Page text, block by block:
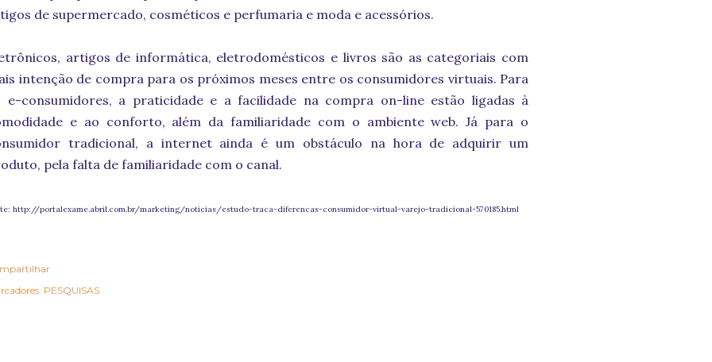
de supermercado, cosméticos e perfumaria e moda e acessórios.
artigos de informática, eletrodomésticos e livros são as categoriais com
intenção de compra para os próximos meses entre os consumidores virtuais. Para
e-consumidores, a praticidade e a facilidade na compra on-line estão ligadas à
e ao conforto, além da familiaridade com o ambiente web. Já para o
tradicional, a internet ainda é um obstáculo na hora de adquirir um
pela falta de familiaridade com o canal.
http://portalexame.abril.com.br/marketing/noticias/estudo-traca-diferencas-consumidor-virtual-varejo-tradicional-570185.html
PESQUISAS